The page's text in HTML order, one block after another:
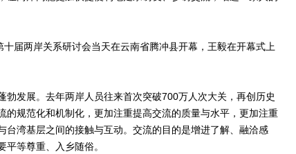
届两岸关系研讨会当天在云南省腾冲县开幕，王毅在开幕式上
发展。去年两岸人员往来首次突破700万人次大关，再创历史
的规范化和机制化，更加注重提高交流的质量与水平，更加注重
台湾基层之间的接触与互动。交流的目的是增进了解、融洽感
等尊重、入乡随俗。